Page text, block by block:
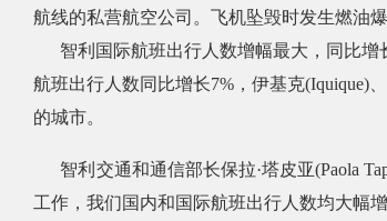
航线的私营航空公司。飞机坠毁时发生燃油
智利国际航班出行人数增幅最大，同比增
航班出行人数同比增长7% ，伊基克(Iquique)
的城市。
智利交通和通信部长保拉·塔皮亚(Paola
工作，我们国内和国际航班出行人数均大幅